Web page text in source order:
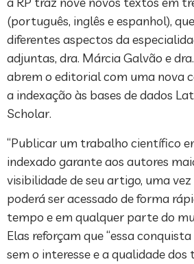
(português, inglês e espanhol),
diferentes aspectos da
adjuntas, dra. Márcia Galvão e
abrem o editorial com uma nova
a indexação às bases de dados
Scholar.
“Publicar um trabalho científico
indexado garante aos autores
visibilidade de seu artigo, uma
poderá ser acessado de forma
tempo e em qualquer parte do
Elas reforçam que “essa
sem o interesse e a qualidade dos